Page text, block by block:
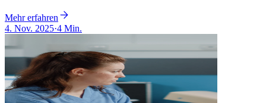
Mehr erfahren
4. Nov. 2025·4 Min.